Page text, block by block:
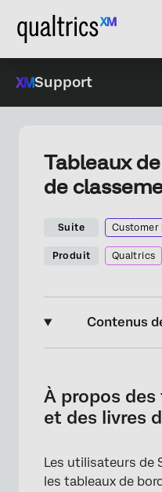
Support
Tableaux
de
Suite Customer
Produit Qualtrics
Contenus
Comment évaluer
livre ?
À propos
et des livres
Les utilisateurs de
les tableaux de